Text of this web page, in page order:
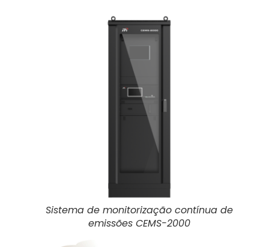
Sistema de monitorização contínua de
emissões CEMS-2000